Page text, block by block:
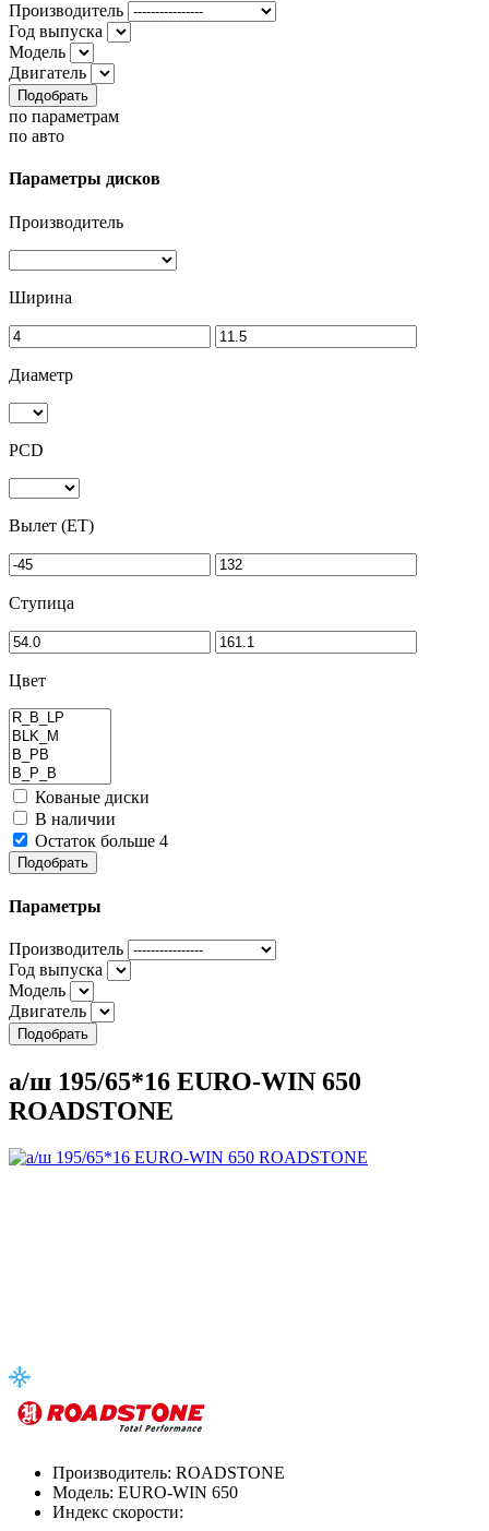
Производитель
Год выпуска
Модель
Двигатель
Подобрать
по параметрам
по авто
Параметры дисков
Производитель
Ширина
Диаметр
PCD
Вылет (ET)
Ступица
Цвет
Кованые диски
В наличии
Остаток больше 4
Подобрать
Параметры
Производитель
Год выпуска
Модель
Двигатель
Подобрать
а/ш 195/65*16 EURO-WIN 650
ROADSTONE
Производитель: ROADSTONE
Модель: EURO-WIN 650
Индекс скорости: